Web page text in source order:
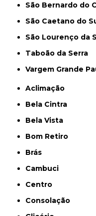
São Bernardo do
São Caetano do
São Lourenço da
Taboão da Serra
Vargem Grande
Aclimação
Bela Cintra
Bela Vista
Bom Retiro
Brás
Cambuci
Centro
Consolação